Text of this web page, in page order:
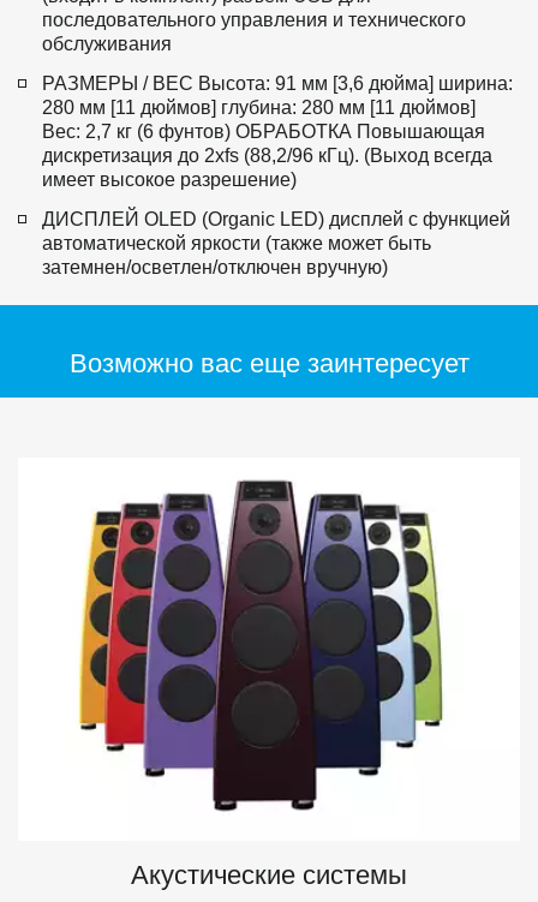
последовательного управления и технического
обслуживания
РАЗМЕРЫ / ВЕС Высота: 91 мм [3,6 дюйма] ширина:
280 мм [11 дюймов] глубина: 280 мм [11 дюймов]
Вес: 2,7 кг (6 фунтов) ОБРАБОТКА Повышающая
дискретизация до 2xfs (88,2/96 кГц). (Выход всегда
имеет высокое разрешение)
ДИСПЛЕЙ OLED (Organic LED) дисплей с функцией
автоматической яркости (также может быть
затемнен/осветлен/отключен вручную)
Возможно вас еще заинтересует
Акустические системы